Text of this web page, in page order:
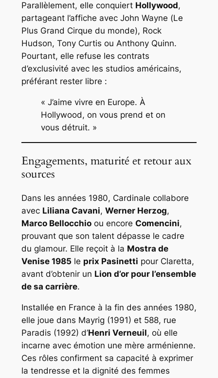
Parallèlement, elle conquiert Hollywood,
partageant l’affiche avec John Wayne (Le
Plus Grand Cirque du monde), Rock
Hudson, Tony Curtis ou Anthony Quinn.
Pourtant, elle refuse les contrats
d’exclusivité avec les studios américains,
préférant rester libre :
« J’aime vivre en Europe. À
Hollywood, on vous prend et on
vous détruit. »
Engagements, maturité et retour aux
sources
Dans les années 1980, Cardinale collabore
avec Liliana Cavani, Werner Herzog,
Marco Bellocchioou encore Comencini,
prouvant que son talent dépasse le cadre
du glamour. Elle reçoit à la Mostra de
Venise 1985 le prix Pasinetti pour Claretta,
avant d’obtenir un Lion d’or pour l’ensemble
de sa carrière.
Installée en France à la fin des années 1980,
elle joue dans Mayrig (1991) et 588, rue
Paradis (1992) d’Henri Verneuil, où elle
incarne avec émotion une mère arménienne.
Ces rôles confirment sa capacité à exprimer
la tendresse et la dignité des femmes